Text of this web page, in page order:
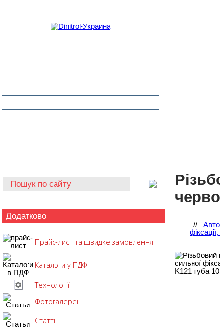
Додатково
Прайс-лист та швидке замовлення
Каталоги у ПДФ
Технології
Фотогалереї
Статті
//